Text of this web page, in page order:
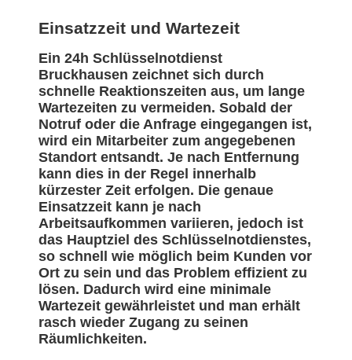
Einsatzzeit und Wartezeit
Ein 24h Schlüsselnotdienst
Bruckhausen zeichnet sich durch
schnelle Reaktionszeiten aus, um lange
Wartezeiten zu vermeiden. Sobald der
Notruf oder die Anfrage eingegangen ist,
wird ein Mitarbeiter zum angegebenen
Standort entsandt. Je nach Entfernung
kann dies in der Regel innerhalb
kürzester Zeit erfolgen. Die genaue
Einsatzzeit kann je nach
Arbeitsaufkommen variieren, jedoch ist
das Hauptziel des Schlüsselnotdienstes,
so schnell wie möglich beim Kunden vor
Ort zu sein und das Problem effizient zu
lösen. Dadurch wird eine minimale
Wartezeit gewährleistet und man erhält
rasch wieder Zugang zu seinen
Räumlichkeiten.